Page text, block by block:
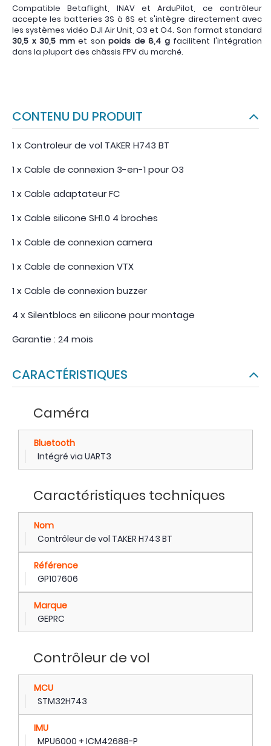
Compatible Betaflight, INAV et ArduPilot, ce contrôleur
accepte les batteries 3S à 6S et s'intègre directement avec
les systèmes vidéo DJI Air Unit, O3 et O4. Son format standard
30,5 x 30,5 mmet sonpoids de 8,4 gfacilitent l'intégration
dans la plupart des châssis FPV du marché.
CONTENU DU PRODUIT
1 x Controleur de vol TAKER H743 BT
1 x Cable de connexion 3-en-1 pour O3
1 x Cable adaptateur FC
1 x Cable silicone SH1.0 4 broches
1 x Cable de connexion camera
1 x Cable de connexion VTX
1 x Cable de connexion buzzer
4 x Silentblocs en silicone pour montage
Garantie : 24 mois
CARACTÉRISTIQUES
Caméra
Bluetooth
Intégré via UART3
Caractéristiques techniques
Nom
Contrôleur de vol TAKER H743 BT
Référence
GP107606
Marque
GEPRC
Contrôleur de vol
MCU
STM32H743
IMU
MPU6000 + ICM42688-P